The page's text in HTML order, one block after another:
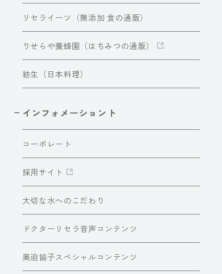
リセライーツ（無添加 食の通販）
りせらや養蜂園（はちみつの通販）
紡生（日本料理）
インフォメーショント
コーポレート
採用サイト
大切な水へのこだわり
ドクターリセラ音声コンテンツ
奥迫協子スペシャルコンテンツ